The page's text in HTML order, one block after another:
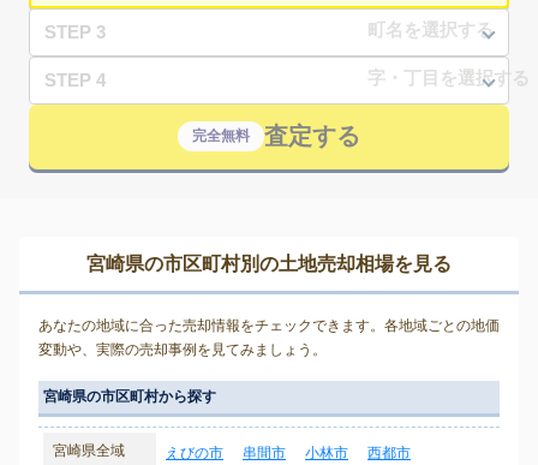
STEP 3
STEP 4
完全無料 査定する
宮崎県の市区町村別の土地売却相場を見る
あなたの地域に合った売却情報をチェックできます。各地域ごとの地価
変動や、実際の売却事例を見てみましょう。
宮崎県の市区町村から探す
宮崎県全域 えびの市 串間市 小林市
西都市